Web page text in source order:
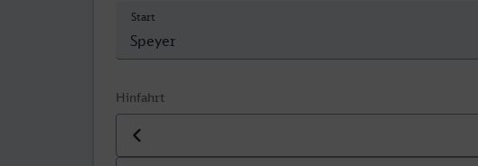
Start
Hinfahrt
Datum der Hinfahrt